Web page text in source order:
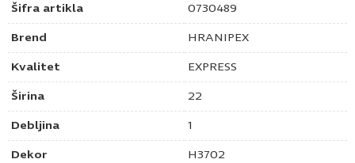
Šifra artikla 0730489
Brend HRANIPEX
Kvalitet EXPRESS
Širina 22
Debljina 1
Dekor H3702